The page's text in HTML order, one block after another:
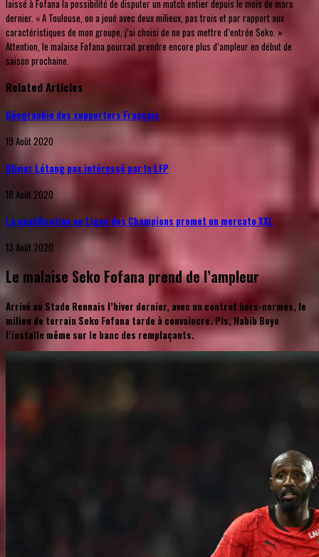
laissé à Fofana la possibilité de disputer un match entier depuis le mois de mars
dernier. « A Toulouse, on a joué avec deux milieux, pas trois et par rapport aux
caractéristiques de mon groupe, j’ai choisi de ne pas mettre d’entrée Seko. »
Attention, le malaise Fofana pourrait prendre encore plus d’ampleur en début de
saison prochaine.
Related Articles
Géographie des supporters Français
19 Août 2020
Olivier Létang pas intéressé par la LFP
18 Août 2020
La qualification en Ligue des Champions promet un mercato XXL
13 Août 2020
Le malaise Seko Fofana prend de l’ampleur
Arrivé au Stade Rennais l’hiver dernier, avec un contrat hors-normes, le
milieu de terrain Seko Fofana tarde à convaincre. Pis, Habib Beye
l’installe même sur le banc des remplaçants.